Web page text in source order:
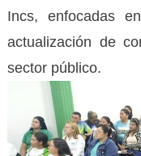
Incs, enfocadas
actualización de
sector público.